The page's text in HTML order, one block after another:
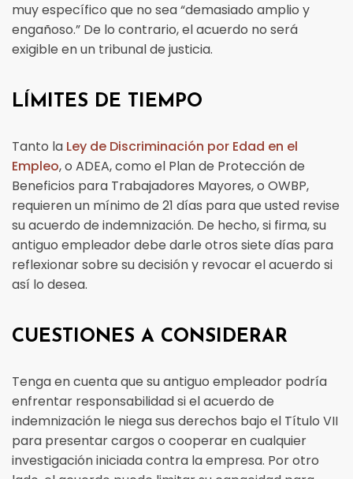
muy específico que no sea “demasiado amplio y
engañoso.” De lo contrario, el acuerdo no será
exigible en un tribunal de justicia.
LÍMITES DE TIEMPO
Tanto la Ley de Discriminación por Edad en el
Empleo, o ADEA, como el Plan de Protección de
Beneficios para Trabajadores Mayores, o OWBP,
requieren un mínimo de 21 días para que usted revise
su acuerdo de indemnización. De hecho, si firma, su
antiguo empleador debe darle otros siete días para
reflexionar sobre su decisión y revocar el acuerdo si
así lo desea.
CUESTIONES A CONSIDERAR
Tenga en cuenta que su antiguo empleador podría
enfrentar responsabilidad si el acuerdo de
indemnización le niega sus derechos bajo el Título VII
para presentar cargos o cooperar en cualquier
investigación iniciada contra la empresa. Por otro